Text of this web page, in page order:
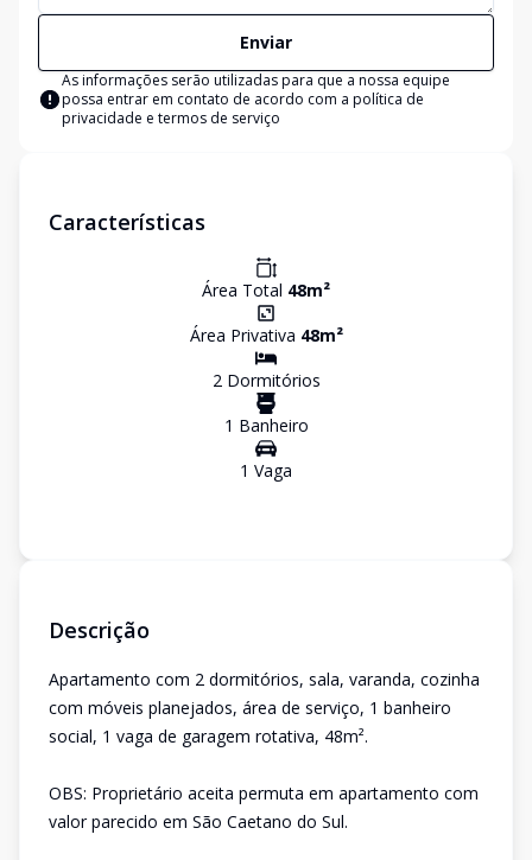
Enviar
As informações serão utilizadas para que a nossa equipe
possa entrar em contato de acordo com a política de
privacidade e termos de serviço
Características
Área Total 48m²
Área Privativa 48m²
2Dormitórios
1 Banheiro
1 Vaga
Descrição
Apartamento com 2 dormitórios, sala, varanda, cozinha
com móveis planejados, área de serviço, 1 banheiro
social, 1 vaga de garagem rotativa, 48m².
OBS: Proprietário aceita permuta em apartamento com
valor parecido em São Caetano do Sul.